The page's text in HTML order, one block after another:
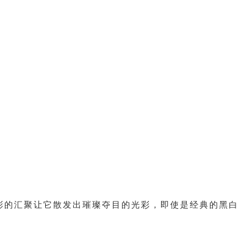
汇聚让它散发出璀璨夺目的光彩，即使是经典的黑白